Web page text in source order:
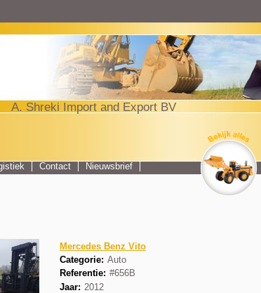
A. Shreki Import and Export BV
Top menu
Mercedes Benz Vito
Categorie: Auto
Referentie: #656B
Jaar: 2012
Contact Nieuwsbrief